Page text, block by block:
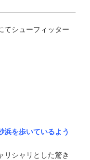
てシューフィッター
浜を歩いているよう
リシャリとした驚き